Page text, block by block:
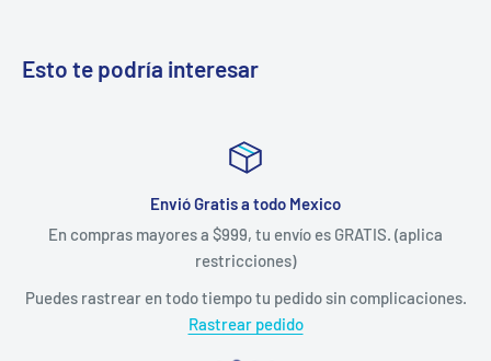
Esto te podría interesar
Envió Gratis a todo Mexico
En compras mayores a $999, tu envío es GRATIS. (aplica
restricciones)
Puedes rastrear en todo tiempo tu pedido sin complicaciones.
Rastrear pedido